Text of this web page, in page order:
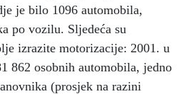
je bilo 1096 automobila,
po vozilu. Sljedeća su
izrazite motorizacije: 2001. u
862 osobnih automobila, jedno
(prosjek na razini